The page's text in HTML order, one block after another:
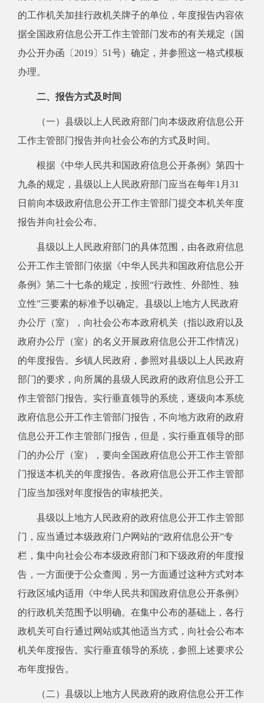
的工作机关加挂行政机关牌子的单位，年度报告内容依
据全国政府信息公开工作主管部门发布的有关规定（国
办公开办函〔2019〕51号）确定，并参照这一格式模板
办理。
二、报告方式及时间
（一）县级以上人民政府部门向本级政府信息公开
工作主管部门报告并向社会公布的方式及时间。
根据《中华人民共和国政府信息公开条例》第四十
九条的规定，县级以上人民政府部门应当在每年1月31
日前向本级政府信息公开工作主管部门提交本机关年度
报告并向社会公布。
县级以上人民政府部门的具体范围，由各政府信息
公开工作主管部门依据《中华人民共和国政府信息公开
条例》第二十七条的规定，按照“行政性、外部性、独
立性”三要素的标准予以确定。县级以上地方人民政府
办公厅（室），向社会公布本政府机关（指以政府以及
政府办公厅（室）的名义开展政府信息公开工作情况）
的年度报告。乡镇人民政府，参照对县级以上人民政府
部门的要求，向所属的县级人民政府的政府信息公开工
作主管部门报告。实行垂直领导的系统，逐级向本系统
政府信息公开工作主管部门报告，不向地方政府的政府
信息公开工作主管部门报告，但是，实行垂直领导的部
门的办公厅（室），要向全国政府信息公开工作主管部
门报送本机关的年度报告。各政府信息公开工作主管部
门应当加强对年度报告的审核把关。
县级以上地方人民政府的政府信息公开工作主管部
门，应当通过本级政府门户网站的“政府信息公开”专
栏，集中向社会公布本级政府部门和下级政府的年度报
告，一方面便于公众查阅，另一方面通过这种方式对本
行政区域内适用《中华人民共和国政府信息公开条例》
的行政机关范围予以明确。在集中公布的基础上，各行
政机关可自行通过网站或其他适当方式，向社会公布本
机关年度报告。实行垂直领导的系统，参照上述要求公
布年度报告。
（二）县级以上地方人民政府的政府信息公开工作